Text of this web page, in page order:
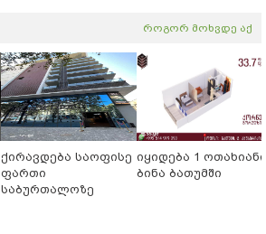
როგორ მოხვდე აქ
ქირავდება საოფისე
ფართი
საბურთალოზე
იყიდება 1 ოთახიანი
ბინა ბათუმში